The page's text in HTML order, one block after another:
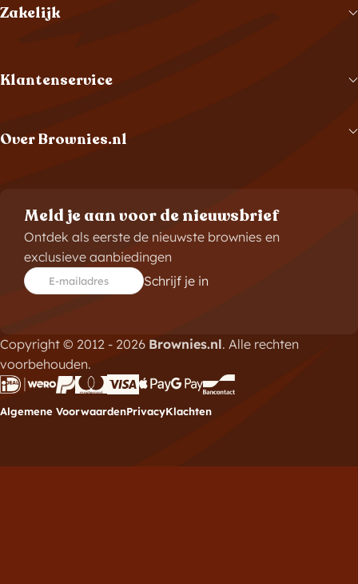
Zakelijk
Klantenservice
Over Brownies.nl
Meld je aan voor de nieuwsbrief
Ontdek als eerste de nieuwste brownies en
exclusieve aanbiedingen
E-mailadres Schrijf je in
Copyright © 2012 - 2026 Brownies.nl. Alle rechten
voorbehouden.
Algemene VoorwaardenPrivacyKlachten